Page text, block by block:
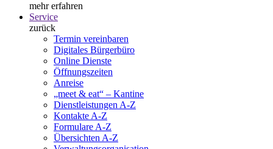
mehr erfahren
Service
zurück
Termin vereinbaren
Digitales Bürgerbüro
Online Dienste
Öffnungszeiten
Anreise
„meet & eat“ – Kantine
Dienstleistungen A-Z
Kontakte A-Z
Formulare A-Z
Übersichten A-Z